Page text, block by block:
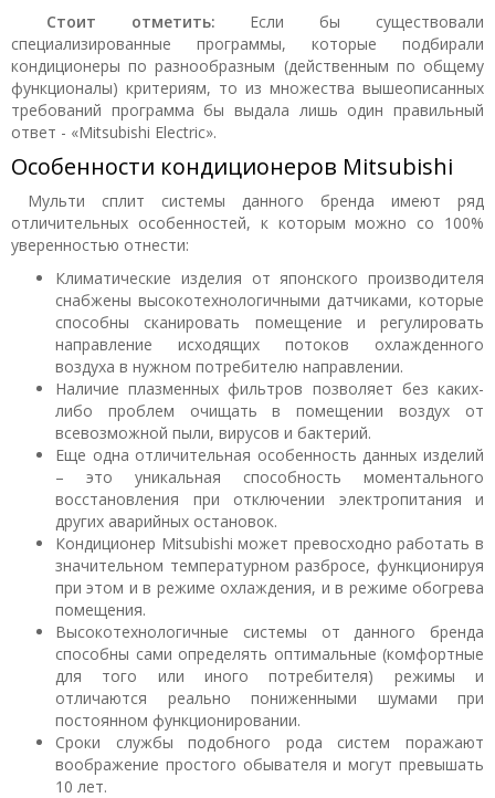
Стоит отметить: Если бы существовали
специализированные программы, которые подбирали
кондиционеры по разнообразным (действенным по общему
функционалы) критериям, то из множества вышеописанных
требований программа бы выдала лишь один правильный
ответ - «Mitsubishi Electric».
Особенности кондиционеров Mitsubishi
Мульти сплит системы данного бренда имеют ряд
отличительных особенностей, к которым можно со 100%
уверенностью отнести:
Климатические изделия от японского производителя
снабжены высокотехнологичными датчиками, которые
способны сканировать помещение и регулировать
направление исходящих потоков охлажденного
воздуха в нужном потребителю направлении.
Наличие плазменных фильтров позволяет без каких-
либо проблем очищать в помещении воздух от
всевозможной пыли, вирусов и бактерий.
Еще одна отличительная особенность данных изделий
– это уникальная способность моментального
восстановления при отключении электропитания и
других аварийных остановок.
Кондиционер Mitsubishi может превосходно работать в
значительном температурном разбросе, функционируя
при этом и в режиме охлаждения, и в режиме обогрева
помещения.
Высокотехнологичные системы от данного бренда
способны сами определять оптимальные (комфортные
для того или иного потребителя) режимы и
отличаются реально пониженными шумами при
постоянном функционировании.
Сроки службы подобного рода систем поражают
воображение простого обывателя и могут превышать
10 лет.